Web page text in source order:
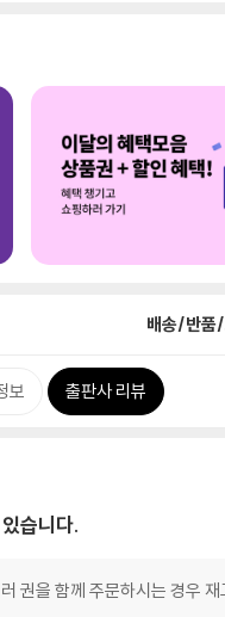
배송/반품
보 출판사 리뷰
습니다.
권을 함께 주문하시는 경우